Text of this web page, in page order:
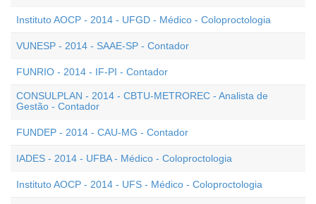
Instituto AOCP - 2014 - UFGD - Médico - Coloproctologia
VUNESP - 2014 - SAAE-SP - Contador
FUNRIO - 2014 - IF-PI - Contador
CONSULPLAN - 2014 - CBTU-METROREC - Analista de
Gestão - Contador
FUNDEP - 2014 - CAU-MG - Contador
IADES - 2014 - UFBA - Médico - Coloproctologia
Instituto AOCP - 2014 - UFS - Médico - Coloproctologia